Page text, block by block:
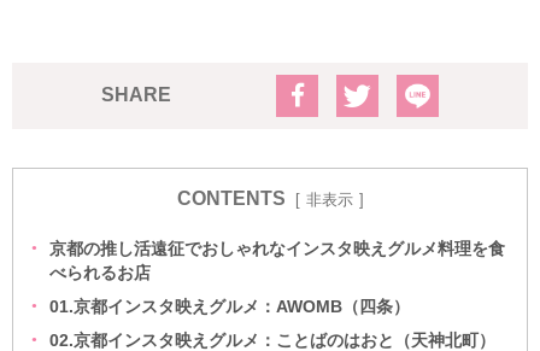
SHARE
CONTENTS 非表示
京都の推し活遠征でおしゃれなインスタ映えグルメ料理を食
べられるお店
01.京都インスタ映えグルメ：AWOMB（四条）
02.京都インスタ映えグルメ：ことばのはおと（天神北町）